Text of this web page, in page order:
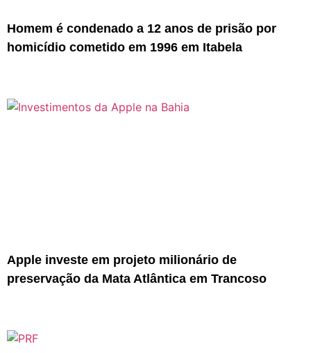
Homem é condenado a 12 anos de prisão por
homicídio cometido em 1996 em Itabela
Apple investe em projeto milionário de
preservação da Mata Atlântica em Trancoso